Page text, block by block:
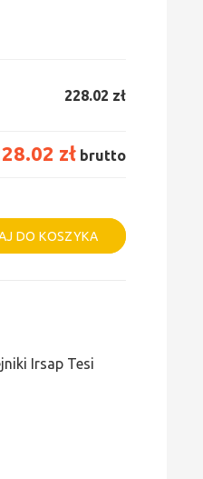
228.02 zł
zł brutto
DO KOSZYKA
Alternative:
Irsap Tesi